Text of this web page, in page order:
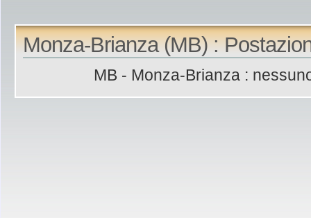
Monza-Brianza (MB) :
MB - Monza-Brianza :